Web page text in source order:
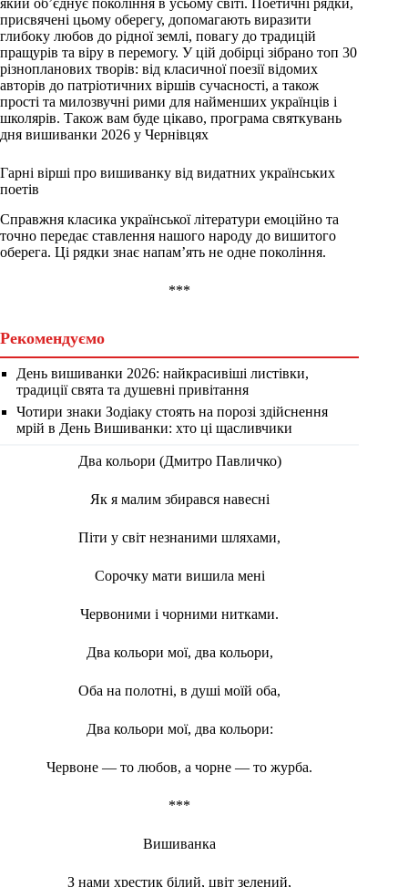
який об’єднує покоління в усьому світі. Поетичні рядки,
присвячені цьому оберегу, допомагають виразити
глибоку любов до рідної землі, повагу до традицій
пращурів та віру в перемогу. У цій добірці зібрано топ 30
різнопланових творів: від класичної поезії відомих
авторів до патріотичних віршів сучасності, а також
прості та милозвучні рими для найменших українців і
школярів. Також вам буде цікаво, програма святкувань
дня вишиванки 2026 у Чернівцях
Гарні вірші про вишиванку від видатних українських
поетів
Справжня класика української літератури емоційно та
точно передає ставлення нашого народу до вишитого
оберега. Ці рядки знає напам’ять не одне покоління.
***
Рекомендуємо
День вишиванки 2026: найкрасивіші листівки,
традиції свята та душевні привітання
Чотири знаки Зодіаку стоять на порозі здійснення
мрій в День Вишиванки: хто ці щасливчики
Два кольори (Дмитро Павличко)
Як я малим збирався навесні
Піти у світ незнаними шляхами,
Сорочку мати вишила мені
Червоними і чорними нитками.
Два кольори мої, два кольори,
Оба на полотні, в душі моїй оба,
Два кольори мої, два кольори:
Червоне — то любов, а чорне — то журба.
***
Вишиванка
З нами хрестик білий, цвіт зелений,